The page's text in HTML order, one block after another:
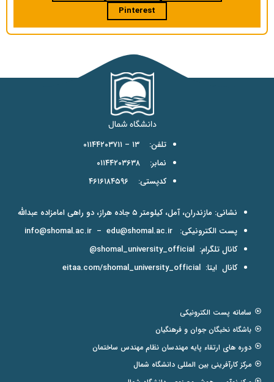
Pinterest
تلفن: ۱۳ – ۰۱۱۴۴۲۰۳۷۱۱
نمابر: ۰۱۱۴۴۲۰۳۶۳۸
کدپستی: ۴۶۱۶۱۸۴۵۹۶
نشانی: مازندران، آمل، کیلومتر ۵ جاده هراز، دو راهی امامزاده عبدالله
پست الکترونیکی:
info@shomal.ac.ir – edu@shomal.ac.ir
کانال تلگرام: shomal_university_official@
کانال ایتا: eitaa.com/shomal_university_official
سامانه پست الکترونیکی
باشگاه نخبگان جوان و فرهنگیان
دوره های ارتقاء پایه مهندسان نظام مهندس ساختمان
مرکز کارآفرینی بین المللی دانشگاه شمال